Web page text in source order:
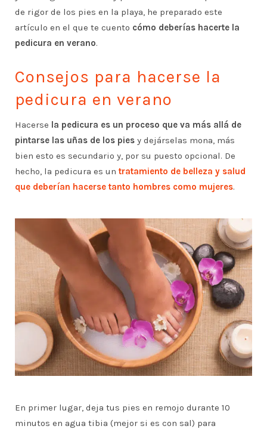
de rigor de los pies en la playa, he preparado este
artículo en el que te cuento cómo deberías hacerte la
pedicura en verano.
Consejos para hacerse la
pedicura en verano
Hacerse la pedicura es un proceso que va más allá de
pintarse las uñas de los pies y dejárselas mona, más
bien esto es secundario y, por su puesto opcional. De
hecho, la pedicura es un tratamiento de belleza y salud
que deberían hacerse tanto hombres como mujeres.
En primer lugar, deja tus pies en remojo durante 10
minutos en agua tibia (mejor si es con sal) para